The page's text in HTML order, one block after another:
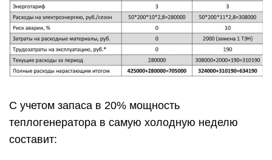
С учетом запаса в 20% мощность
теплогенератора в самую холодную неделю
составит: